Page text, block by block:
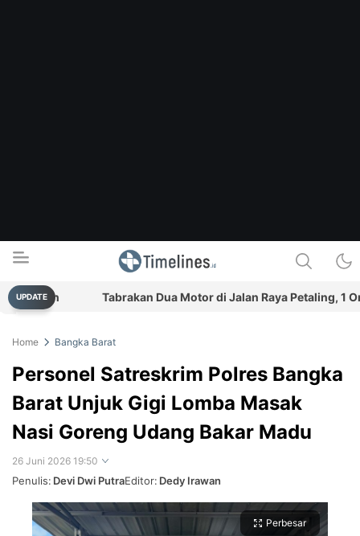
Timelines.id
Media Literasi, Sejarah & Budaya
UPDATE
Pilihan Tabrakan Dua Motor di Jalan Raya Petaling, 1
Home Bangka Barat
Personel Satreskrim Polres Bangka
Barat Unjuk Gigi Lomba Masak
Nasi Goreng Udang Bakar Madu
26 Juni 2026 19:50
Penulis: Devi Dwi PutraEditor: Dedy Irawan
Perbesar